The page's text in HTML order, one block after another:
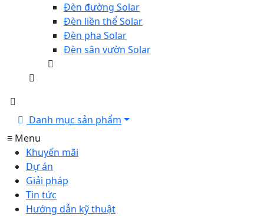
Đèn đường Solar
Đèn liền thể Solar
Đèn pha Solar
Đèn sân vườn Solar
Danh mục sản phẩm
≡ Menu
Khuyến mãi
Dự án
Giải pháp
Tin tức
Hướng dẫn kỹ thuật